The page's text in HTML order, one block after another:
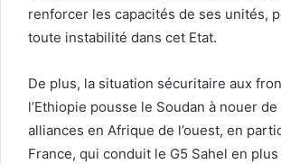
renforcer les capacités de ses unités,
toute instabilité dans cet Etat.
De plus, la situation sécuritaire aux
l’Ethiopie pousse le Soudan à nouer
alliances en Afrique de l’ouest, en
France, qui conduit le G5 Sahel en